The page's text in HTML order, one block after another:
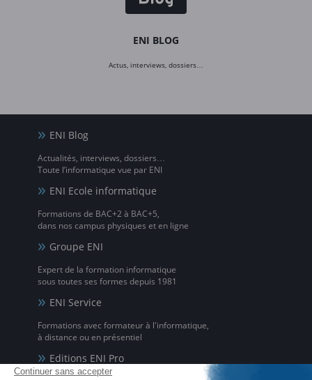
ENI BLOG
Actus, interviews, dossiers…
ENI Blog
Actualités, interviews, dossiers…
Toute l’informatique vue par ENI
ENI Ecole informatique
Formations de BAC+2 à BAC+5,
dans nos campus physiques et en ligne
Groupe ENI
Expert de la formation informatique
sous toutes ses formes depuis 1981
ENI Service
Formations avec formateur à l'informatique,
à distance ou en présentiel
Editions ENI Pro